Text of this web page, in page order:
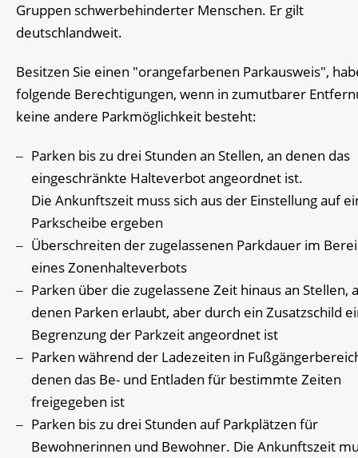
Gruppen schwerbehinderter Menschen. Er gilt
deutschlandweit.
Besitzen Sie einen "orangefarbenen Parkausweis",
folgende Berechtigungen, wenn in zumutbarer
keine andere Parkmöglichkeit besteht:
Parken bis zu drei Stunden an Stellen, an denen das
eingeschränkte Halteverbot angeordnet ist.
Die Ankunftszeit muss sich aus der Einstellung auf
Parkscheibe ergeben
Überschreiten der zugelassenen Parkdauer im
eines Zonenhalteverbots
Parken über die zugelassene Zeit hinaus an Stellen,
denen Parken erlaubt, aber durch ein Zusatzschild
Begrenzung der Parkzeit angeordnet ist
Parken während der Ladezeiten in
denen das Be- und Entladen für bestimmte Zeiten
freigegeben ist
Parken bis zu drei Stunden auf Parkplätzen für
Bewohnerinnen und Bewohner. Die Ankunftszeit